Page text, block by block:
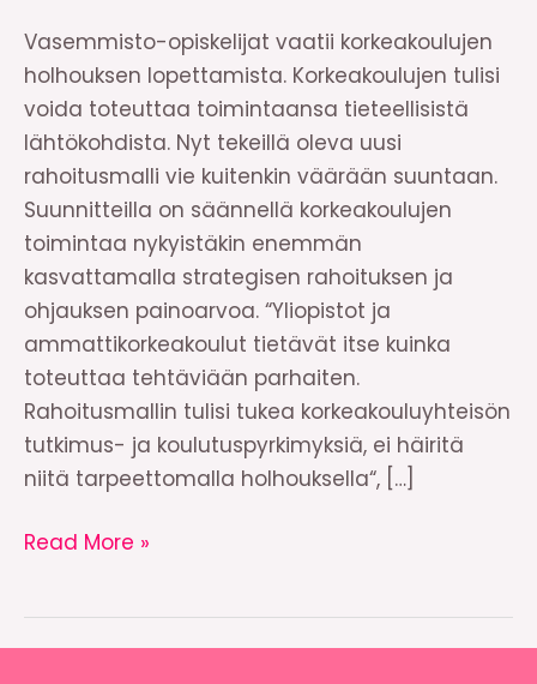
Vasemmisto-opiskelijat vaatii korkeakoulujen
holhouksen lopettamista. Korkeakoulujen tulisi
voida toteuttaa toimintaansa tieteellisistä
lähtökohdista. Nyt tekeillä oleva uusi
rahoitusmalli vie kuitenkin väärään suuntaan.
Suunnitteilla on säännellä korkeakoulujen
toimintaa nykyistäkin enemmän
kasvattamalla strategisen rahoituksen ja
ohjauksen painoarvoa. “Yliopistot ja
ammattikorkeakoulut tietävät itse kuinka
toteuttaa tehtäviään parhaiten.
Rahoitusmallin tulisi tukea korkeakouluyhteisön
tutkimus- ja koulutuspyrkimyksiä, ei häiritä
niitä tarpeettomalla holhouksella“, […]
Kannanotto:
lopetettava!
Read More »